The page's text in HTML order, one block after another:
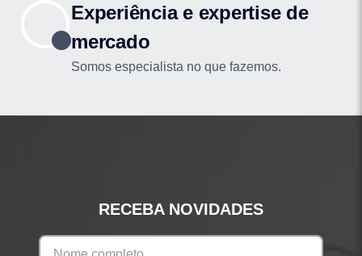
Experiência e expertise de
mercado
Somos especialista no que fazemos.
RECEBA NOVIDADES